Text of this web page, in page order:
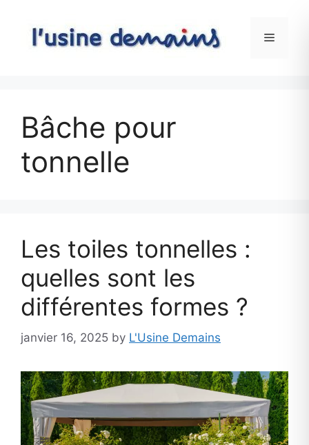
content
Menu
Bâche pour
tonnelle
Les toiles tonnelles :
quelles sont les
différentes formes ?
janvier 16, 2025 by L'Usine Demains